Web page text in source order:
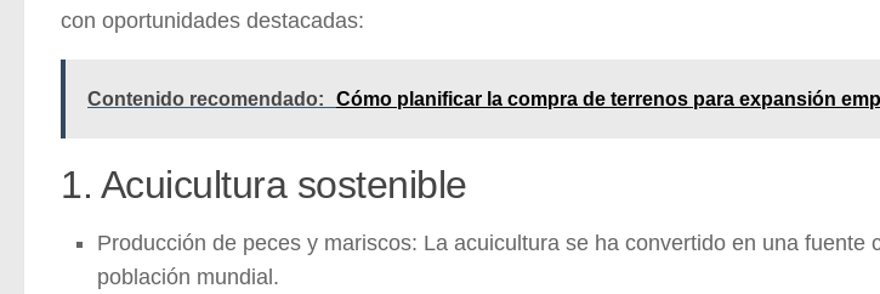
con oportunidades destacadas:
Contenido recomendado: Cómo planificar la compra de terrenos para expansión
1. Acuicultura sostenible
Producción de peces y mariscos: La acuicultura se ha convertido en una fuente
población mundial.